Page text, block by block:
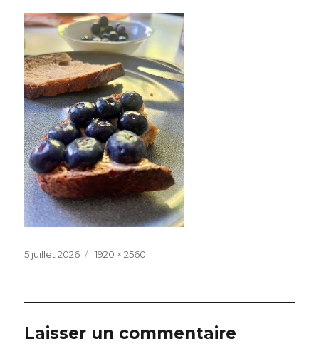
Publié
5 juillet 2026
Taille
1920 × 2560
Laisser un commentaire